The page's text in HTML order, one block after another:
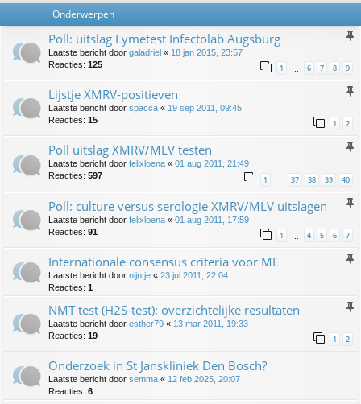
Onderwerpen
Poll: uitslag Lymetest Infectolab Augsburg
Laatste bericht door galadriel « 18 jan 2015, 23:57
Reacties: 125 1 … 6 7 8 9
Lijstje XMRV-positieven
Laatste bericht door spacca « 19 sep 2011, 09:45
Reacties: 15 1 2
Poll uitslag XMRV/MLV testen
Laatste bericht door felixloena « 01 aug 2011, 21:49
Reacties: 597 1 37 38 39 40
Poll: culture versus serologie XMRV/MLV uitslagen
Laatste bericht door felixloena « 01 aug 2011, 17:59
Reacties: 91 1 4 5 6 7
Internationale consensus criteria voor ME
Laatste bericht door nijntje « 23 jul 2011, 22:04
Reacties: 1
NMT test (H2S-test): overzichtelijke resultaten
Laatste bericht door esther79 « 13 mar 2011, 19:33
Reacties: 19 1 2
Onderzoek in St Janskliniek Den Bosch?
Laatste bericht door semma « 12 feb 2025, 20:07
Reacties: 6